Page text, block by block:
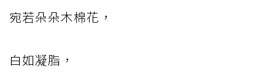
宛若朵朵木棉花，
白如凝脂，